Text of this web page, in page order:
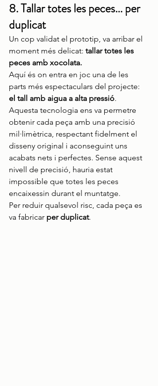
8. Tallar totes les peces... per
duplicat
Un cop validat el prototip, va arribar el
moment més delicat: tallar totes les
peces amb xocolata.
Aquí és on entra en joc una de les
parts més espectaculars del projecte:
el tall amb aigua a alta pressió.
Aquesta tecnologia ens va permetre
obtenir cada peça amb una precisió
mil·limètrica, respectant fidelment el
disseny original i aconseguint uns
acabats nets i perfectes. Sense aquest
nivell de precisió, hauria estat
impossible que totes les peces
encaixessin durant el muntatge.
Per reduir qualsevol risc, cada peça es
va fabricar per duplicat.